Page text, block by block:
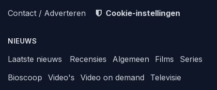
Contact / Adverteren
Cookie-instellingen
NIEUWS
Laatste nieuws Recensies Algemeen Films
Series
Bioscoop
Video's Video on demand
Televisie